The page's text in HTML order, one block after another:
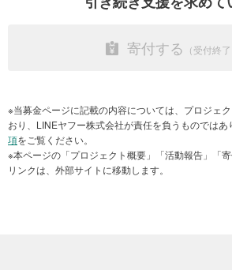
info@japan-rescue.com
寄付金の使い道
本プロジェクトで集まった資金は、今回の災
での支援活動に使用させていただきますこ
ださい。
ね」と、笑顔で帰っていく皆さんとワンコた
今後も、被災された皆さんとペットたちに
てまいります。引き続き応援をよろしくお願
寄付する
※当募金ページに記載の内容については、プロジェ
おり、LINEヤフー株式会社が責任を負うものではあ
項をご覧ください。
※本ページの「プロジェクト概要」「活動報告」「
リンクは、外部サイトに移動します。